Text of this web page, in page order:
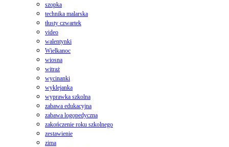
szopka
technika malarska
tłusty czwartek
video
walentynki
Wielkanoc
wiosna
witraż
wycinanki
wyklejanka
wyprawka szkolna
zabawa edukacyjna
zabawa logopedyczna
zakończenie roku szkolnego
zestawienie
zima